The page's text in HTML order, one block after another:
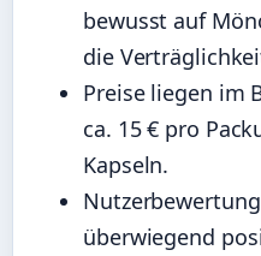
bewusst auf
die
Preise liegen im
ca. 15 € pro
Kapseln.
überwiegend